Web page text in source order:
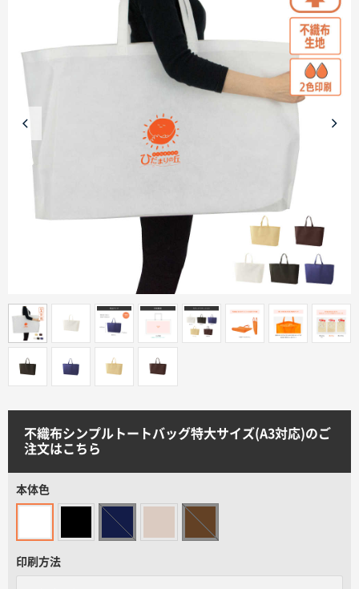
商品カテゴリーから探す
ターゲットから探す
印刷色から探す
ご注文の流れ
お見積書の作成方法
データ入稿ガイド
不織布シンプルトートバッグ特大サイズ(A3対応)のご
注文はこちら
本体色
印刷方法